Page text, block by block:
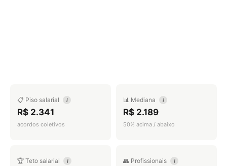
📋 Piso salarial i
R$ 2.341
acordos coletivos
📊 Mediana i
R$ 2.189
50% acima / abaixo
🏆 Teto salarial i 👥 Profissionais i